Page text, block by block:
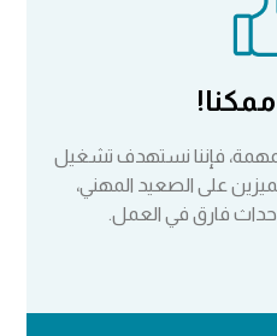
فإننا نستهدف تشغيل
على الصعيد المهني،
فارق في العمل.